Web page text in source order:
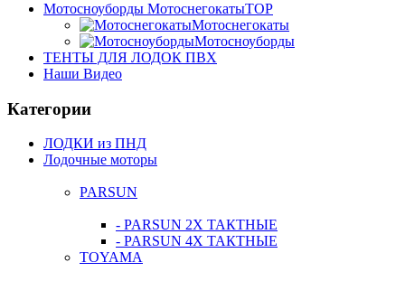
Мотосноуборды МотоснегокатыTOP
Мотоснегокаты
Мотосноуборды
ТЕНТЫ ДЛЯ ЛОДОК ПВХ
Наши Видео
Категории
ЛОДКИ из ПНД
Лодочные моторы
PARSUN
- PARSUN 2Х ТАКТНЫЕ
- PARSUN 4Х ТАКТНЫЕ
TOYAMA